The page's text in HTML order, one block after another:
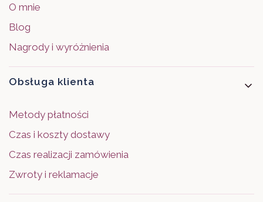
O mnie
Blog
Nagrody i wyróżnienia
Obsługa klienta
Metody płatności
Czas i koszty dostawy
Czas realizacji zamówienia
Zwroty i reklamacje